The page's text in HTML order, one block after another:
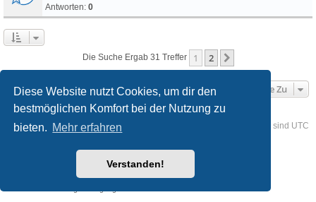
Diese Website nutzt Cookies, um dir den
bestmöglichen Komfort bei der Nutzung zu
bieten. Mehr erfahren
Verstanden!
Antworten: 0
Die Suche Ergab 31 Treffer 1 2
Gehe Zu
Foren-Übersicht Kontakt Alle Zeiten sind UTC
® Forum Software © phpBB Limited
phpBB.de
created by INVENTEA & v12mike